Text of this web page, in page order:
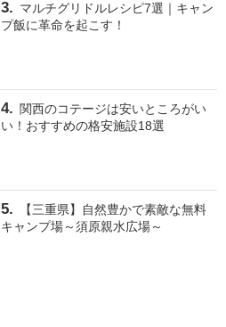
マルチグリドルレシピ7選｜キャン
プ飯に革命を起こす！
関西のコテージは安いところがい
い！おすすめの格安施設18選
【三重県】自然豊かで素敵な無料
キャンプ場～須原親水広場～